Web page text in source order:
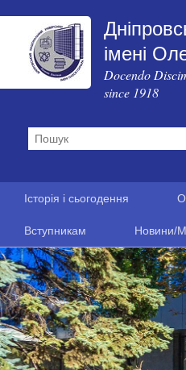
імені
Docendo
since 1918
Історія і сьогодення
Вступникам Новини/